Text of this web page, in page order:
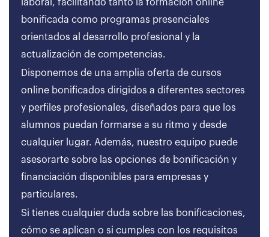
laboral, facilitando tanto la formación online
bonificada como programas presenciales
orientados al desarrollo profesional y la
actualización de competencias.
Disponemos de una amplia oferta de cursos
online bonificados dirigidos a diferentes sectores
y perfiles profesionales, diseñados para que los
alumnos puedan formarse a su ritmo y desde
cualquier lugar. Además, nuestro equipo puede
asesorarte sobre las opciones de bonificación y
financiación disponibles para empresas y
particulares.
Si tienes cualquier duda sobre las bonificaciones,
cómo se aplican o si cumples con los requisitos